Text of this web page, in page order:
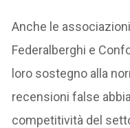
Anche le
Federalberghi e
loro sostegno alla
recensioni false
competitività del